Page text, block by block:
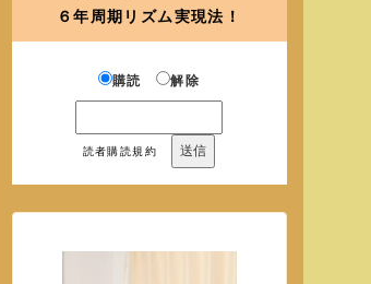
６年周期リズム実現法！
購読 解除
読者購読規約